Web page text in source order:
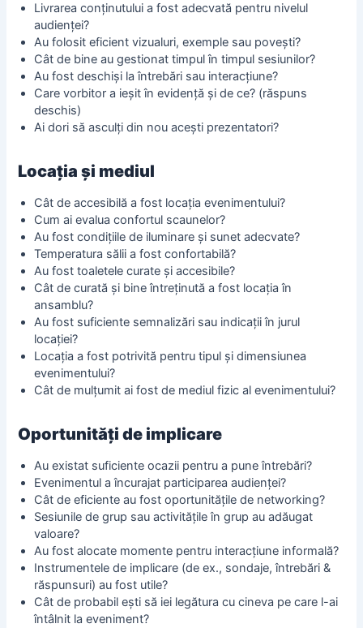
Livrarea conținutului a fost adecvată pentru nivelul
audienței?
Au folosit eficient vizualuri, exemple sau povești?
Cât de bine au gestionat timpul în timpul sesiunilor?
Au fost deschiși la întrebări sau interacțiune?
Care vorbitor a ieșit în evidență și de ce? (răspuns
deschis)
Ai dori să asculți din nou acești prezentatori?
Locația și mediul
Cât de accesibilă a fost locația evenimentului?
Cum ai evalua confortul scaunelor?
Au fost condițiile de iluminare și sunet adecvate?
Temperatura sălii a fost confortabilă?
Au fost toaletele curate și accesibile?
Cât de curată și bine întreținută a fost locația în
ansamblu?
Au fost suficiente semnalizări sau indicații în jurul
locației?
Locația a fost potrivită pentru tipul și dimensiunea
evenimentului?
Cât de mulțumit ai fost de mediul fizic al evenimentului?
Oportunități de implicare
Au existat suficiente ocazii pentru a pune întrebări?
Evenimentul a încurajat participarea audienței?
Cât de eficiente au fost oportunitățile de networking?
Sesiunile de grup sau activitățile în grup au adăugat
valoare?
Au fost alocate momente pentru interacțiune informală?
Instrumentele de implicare (de ex., sondaje, întrebări &
răspunsuri) au fost utile?
Cât de probabil ești să iei legătura cu cineva pe care l-ai
întâlnit la eveniment?